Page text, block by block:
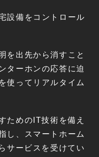
設備をコントロール
を出先から消すこと
ターホンの応答に迫
使ってリアルタイム
ためのIT技術を備え
し、スマートホーム
サービスを受けてい